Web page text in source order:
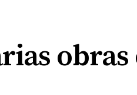
obras